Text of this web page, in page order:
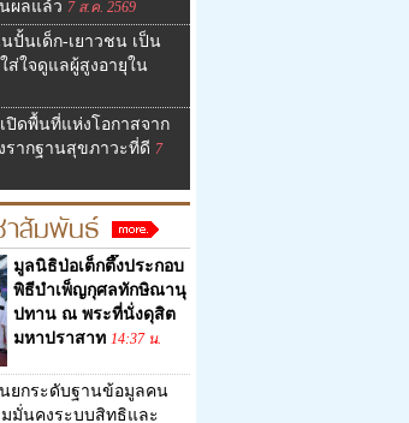
ผลแล้ว 7 ส.ค. 2569
ปั้นเด็ก-เยาวชน เป็น
ส่ใจดูแลผู้สูงอายุใน
เปิดพื้นที่แห่งโอกาสจาก
รากฐานสุขภาวะที่ดี 7
าสัมพันธ์
มูลนิธิป่อเต็กตึ๊งประกอบ
พิธีบำเพ็ญกุศลทักษิณานุ
ปทาน ณ พระที่นั่งดุสิต
มหาปราสาท 14:37 น.
ยกระดับฐานข้อมูลคน
มั่นคงระบบสิทธิและ